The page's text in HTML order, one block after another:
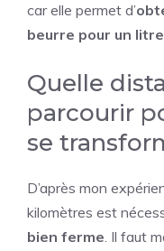
car elle permet d’
beurre pour un
Quelle
parcourir
se
D’après mon
kilomètres est
bien ferme. Il faut